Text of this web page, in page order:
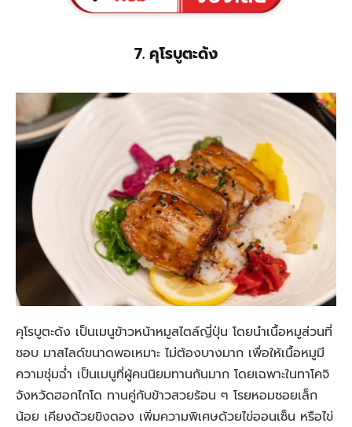
7. คุโรบูตะด้ง
คุโรบูตะด้ง เป็นเมนูข้าวหน้าหมูสไตล์ญี่ปุ่น โดยนำเนื้อหมูส่วนที่
ชอบ มาสไลด์ขนาดพอเหมาะ ไม่ต้องบางมาก เพื่อให้เนื้อหมูมี
ความชุ่มฉ่ำ เป็นเมนูที่ผู้คนนิยมทานกันมาก โดยเฉพาะในทาโคจิ
จังหวัดฮอกไกโด ทานคู่กับข้าวสวยร้อน ๆ โรยหอมซอยเล็ก
น้อย เคียงด้วยขิงดอง เพิ่มความพิเศษด้วยไข่ออนเซ็น หรือไข่